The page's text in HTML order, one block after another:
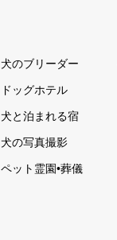
犬のブリーダー
ドッグホテル
犬と泊まれる宿
犬の写真撮影
ペット霊園•葬儀